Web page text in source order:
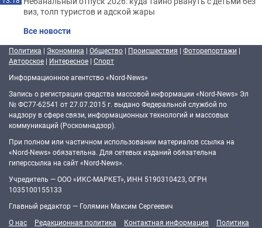
виз, толп туристов и адской жары
Все новости
Политика | Экономика | Общество | Происшествия | Фоторепортажи |
Авторское | Интересное | Спорт
Информационное агентство «Nord-News»
Запись о регистрации средства массовой информации «Nord-News» Эл
№ ФС77-62541 от 27.07.2015 г. выдано Федеральной службой по
надзору в сфере связи, информационных технологий и массовых
коммуникаций (Роскомнадзор).
При полном или частичном использовании материалов ссылка на
«Nord-News» обязательна. Для сетевых изданий обязательна
гиперссылка на сайт «Nord-News».
Учредитель — ООО «ИКС-МАРКЕТ», ИНН 5190310423, ОГРН
1035100155133
Главный редактор — Голямин Максим Сергеевич
О нас
Редакционная политика Контактная информация
Политика